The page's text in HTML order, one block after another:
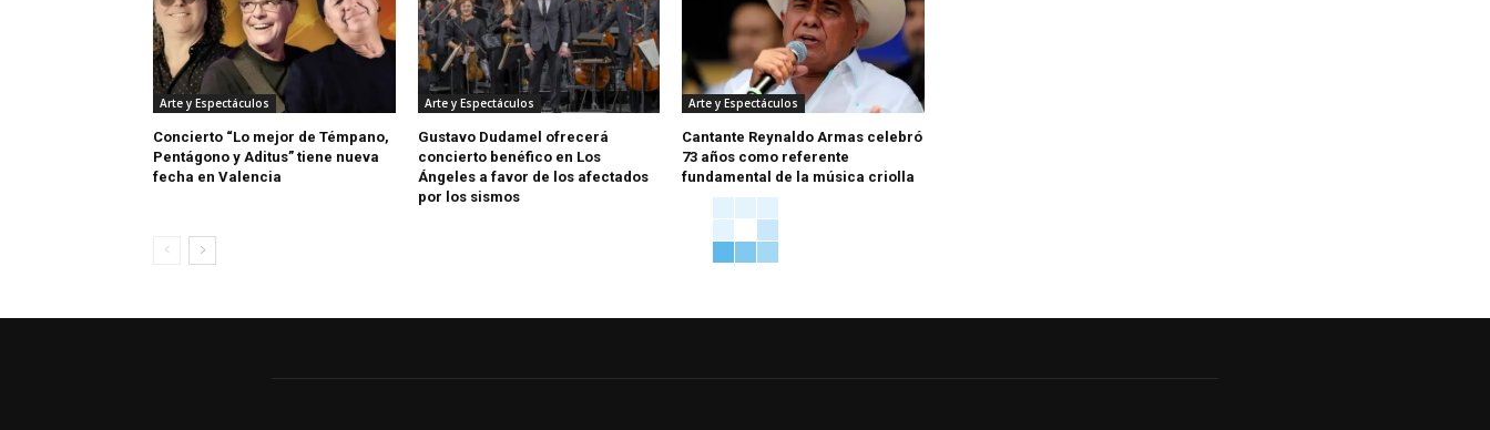
Arte y Espectáculos
Concierto “Lo mejor de Témpano,
Pentágono y Aditus” tiene nueva
fecha en Valencia
Arte y Espectáculos
Gustavo Dudamel ofrecerá
concierto benéfico en Los
Ángeles a favor de los afectados
por los sismos
Arte y Espectáculos
Cantante Reynaldo Armas celebró
73 años como referente
fundamental de la música criolla